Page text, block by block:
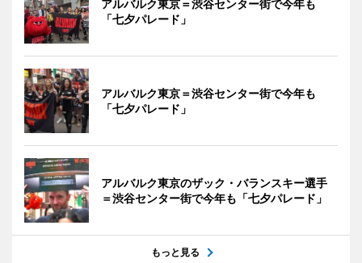
アルバルク東京＝渋谷センター街で今年も
「七夕パレード」
アルバルク東京＝渋谷センター街で今年も
「七夕パレード」
アルバルク東京のザック・バランスキー選手
＝渋谷センター街で今年も「七夕パレード」
もっと見る